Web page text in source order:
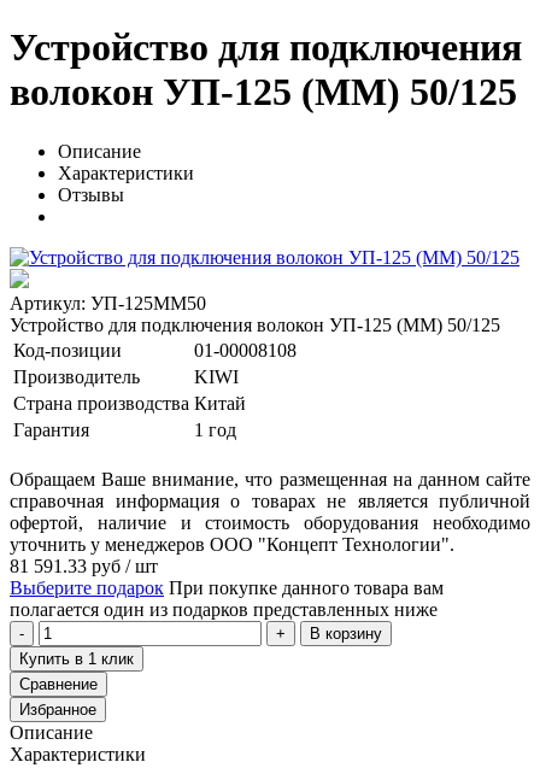
Устройство для подключения
волокон УП-125 (MM) 50/125
Описание
Характеристики
Отзывы
Артикул: УП-125MM50
Устройство для подключения волокон УП-125 (MM) 50/125
Код-позиции
01-00008108
Производитель
KIWI
Страна производства Китай
Гарантия
1 год
Обращаем Ваше внимание, что размещенная на данном сайте
справочная информация о товарах не является публичной
офертой, наличие и стоимость оборудования необходимо
уточнить у менеджеров ООО "Концепт Технологии".
81 591.33 руб / шт
Выберите подарок При покупке данного товара вам
полагается один из подарков представленных ниже
В корзину
Купить в 1 клик
Сравнение
Избранное
Описание
Характеристики